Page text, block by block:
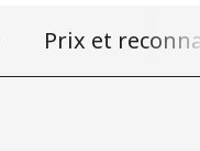
Prix et